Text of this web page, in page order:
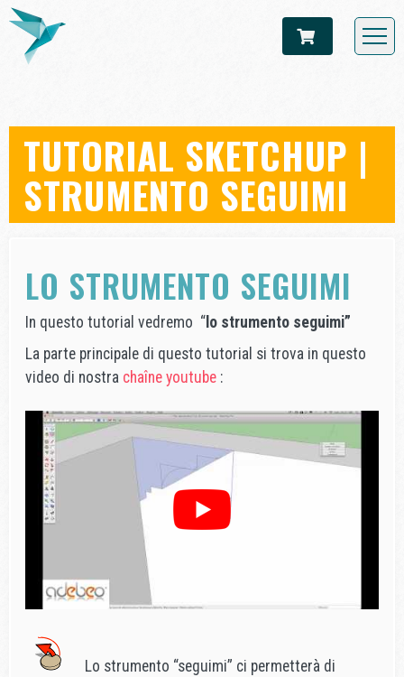
TUTORIAL SKETCHUP |
STRUMENTO SEGUIMI
LO STRUMENTO SEGUIMI
In questo tutorial vedremo “ lo strumento seguimi”
La parte principale di questo tutorial si trova in questo
video di nostra chaîne youtube :
Lo strumento “seguimi” ci permetterà di